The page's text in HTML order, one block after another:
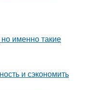
именно такие
и сэкономить